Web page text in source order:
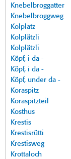
Knebelbroggatter
Knebelbroggweg
Kolplatz
Kolplätzli
Kolplätzli
Köpf, i da -
Köpf, i da -
Köpf, under da -
Koraspitz
Koraspitzteil
Kosthus
Krestis
Krestisrütti
Krestisweg
Krottaloch